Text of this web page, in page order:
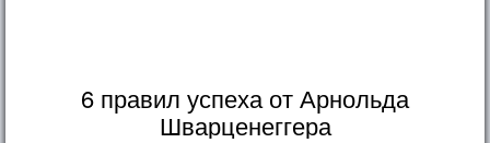
6 правил успеха от Арнольда
Шварценеггера